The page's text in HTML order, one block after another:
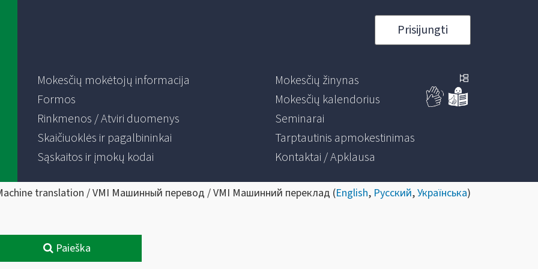
Prisijungti
Mokesčių mokėtojų informacija
Formos
Rinkmenos / Atviri duomenys
Skaičiuoklės ir pagalbininkai
Sąskaitos ir įmokų kodai
Mokesčių žinynas
Mokesčių kalendorius
Seminarai
Tarptautinis apmokestinimas
Kontaktai / Apklausa
translation / VMI Машинный перевод / VMI Машинний переклад (English, Русский,Українська)
Paieška